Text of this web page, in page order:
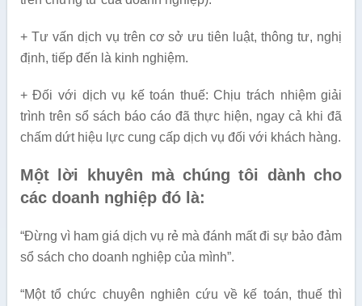
+ Tư vấn dịch vụ trên cơ sở ưu tiên luật, thông tư, nghị
định, tiếp đến là kinh nghiệm.
+ Đối với dịch vụ kế toán thuế: Chịu trách nhiệm giải
trình trên sổ sách báo cáo đã thực hiện, ngay cả khi đã
chấm dứt hiệu lực cung cấp dịch vụ đối với khách hàng.
Một lời khuyên mà chúng tôi dành cho
các doanh nghiệp đó là:
“Đừng vì ham giá dịch vụ rẻ mà đánh mất đi sự bảo đảm
sổ sách cho doanh nghiệp của mình”.
“Một tổ chức chuyên nghiên cứu về kế toán, thuế thì